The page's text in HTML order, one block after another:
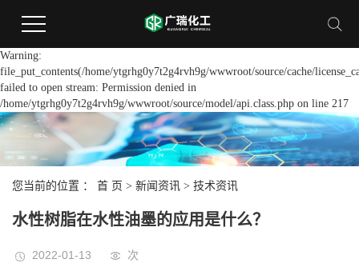
Warning:
file_put_contents(/home/ytgrhg0y7t2g4rvh9g/wwwroot/source/cache/
failed to open stream: Permission denied in
/home/ytgrhg0y7t2g4rvh9g/wwwroot/source/model/api.class.php on line 217
您当前的位置 ： 首 页 > 新闻资讯 > 技术资讯
水性树脂在水性油墨的应用是什么？
2022-01-13 次